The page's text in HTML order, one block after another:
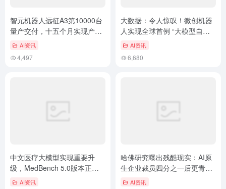
智元机器人远征A3第10000台
量产交付，十五个月实现产能
十倍跃升
AI资讯
4,497
大数据：令人惊叹！微创机器
人实现全球首例 “大模型自主
手术”，开启智能医疗新纪元！
AI资讯
6,680
中文医疗大模型实现重要升
级，MedBench 5.0版本正式
发布，筑牢安全防线
AI资讯
哈佛研究曝出残酷现实：AI原
生企业裁员四分之一后更青睐
“老法师”，应届生遇冷
AI资讯